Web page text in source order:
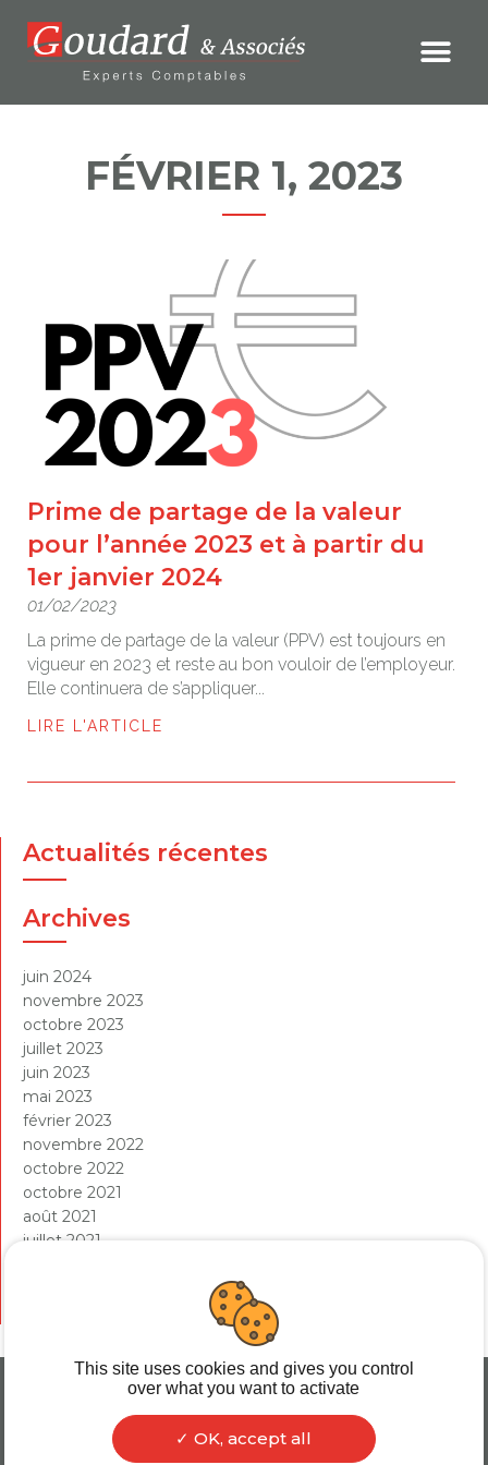
FÉVRIER 1, 2023
Prime de partage de la valeur
pour l’année 2023 et à partir du
1er janvier 2024
01/02/2023
La prime de partage de la valeur (PPV) est toujours en
vigueur en 2023 et reste au bon vouloir de l’employeur.
Elle continuera de s’appliquer...
LIRE L'ARTICLE
Actualités récentes
Archives
juin 2024
novembre 2023
octobre 2023
juillet 2023
juin 2023
mai 2023
février 2023
novembre 2022
octobre 2022
octobre 2021
août 2021
juillet 2021
This site uses cookies and gives you control
over what you want to activate
OK, accept all